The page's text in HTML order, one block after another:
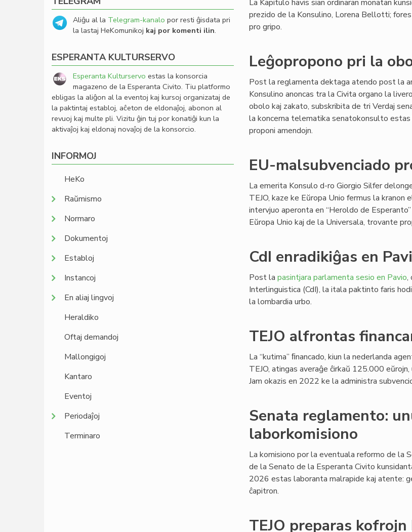
La Kapitulo havis sian ordinaran monatan
prezido de la Konsulino, Lorena Bellotti;
pro gripo.
Leĝopropono pri la
Post la reglamenta dektaga atendo post la
Konsulino anoncas tra la Civita organo la
obolo kaj zakato, subskribita de tri Verdaj
la koncerna telematika senatokonsulto
proponi amendojn.
EU-malsubvenciado
La emerita Konsulo d-ro Giorgio Silfer
TEJO, kaze ke Eŭropa Unio fermus la kranon
intervjuo aperonta en “Heroldo de
Eŭropa Unio kaj de la Universala, trovante
CdI enradikiĝas en
Post la pasintjara parlamenta sesio en Pavio,
Interlinguistica (CdI), la itala paktinto faris
la lombardia urbo.
TEJO alfrontas
La “kutima” ﬁnancado, kiun la nederlanda
TEJO, atingas averaĝe ĉirkaŭ 125.000
Jam okazis en 2022 ke la administra
Senata reglamento:
laborkomisiono
La komisiono por la eventuala reformo de la
de la Senato de la Esperanta Civito
2026 estas laboranta malrapide kaj atente:
ĉapitron.
TEJO preparas
Aliĝu al la Telegram-kanalo por resti ĝisdata pri
la lastaj HeKomunikoj kaj por komenti ilin.
ESPERANTA KULTURSERVO
Esperanta Kulturservo estas la konsorcia
magazeno de la Esperanta Civito. Tiu platformo
ebligas la aliĝon al la eventoj kaj kursoj organizataj de
la paktintaj establoj, aĉeton de eldonaĵoj, abonon al
revuoj kaj multe pli. Vizitu ĝin tuj por konatiĝi kun la
aktivaĵoj kaj eldonaj novaĵoj de la konsorcio.
INFORMOJ
HeKo
Raŭmismo
Normaro
Dokumentoj
Establoj
Instancoj
En aliaj lingvoj
Heraldiko
Oftaj demandoj
Mallongigoj
Kantaro
Eventoj
Periodaĵoj
Terminaro